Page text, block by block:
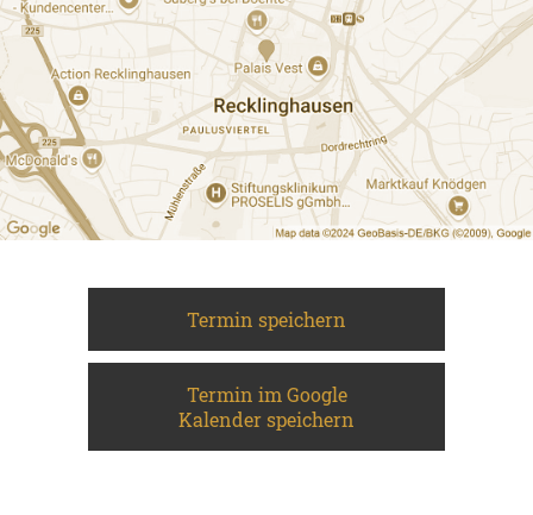
Termin speichern
Termin im Google
Kalender speichern